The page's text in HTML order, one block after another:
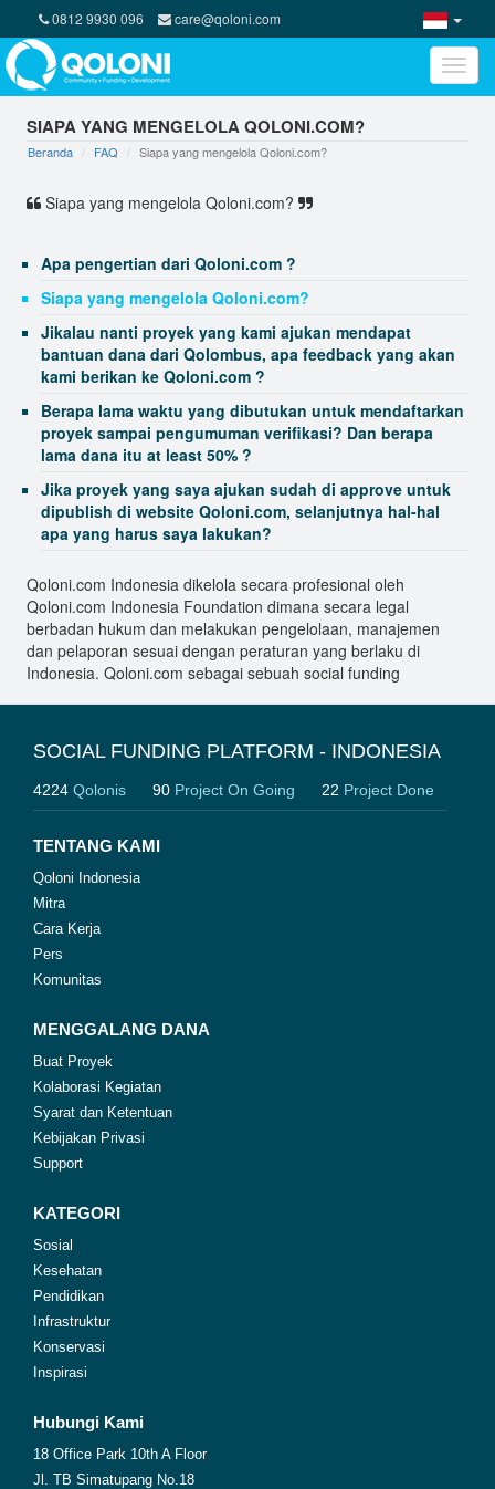
0812 9930 096 care@qoloni.com
Toggle
SIAPA YANG MENGELOLA QOLONI.COM?
Beranda FAQ Siapa yang mengelola Qoloni.com?
Siapa yang mengelola Qoloni.com?
Apa pengertian dari Qoloni.com ?
Siapa yang mengelola Qoloni.com?
Jikalau nanti proyek yang kami ajukan mendapat
bantuan dana dari Qolombus, apa feedback yang akan
kami berikan ke Qoloni.com ?
Berapa lama waktu yang dibutukan untuk mendaftarkan
proyek sampai pengumuman verifikasi? Dan berapa
lama dana itu at least 50% ?
Jika proyek yang saya ajukan sudah di approve untuk
dipublish di website Qoloni.com, selanjutnya hal-hal
apa yang harus saya lakukan?
Qoloni.com Indonesia dikelola secara profesional oleh
Qoloni.com Indonesia Foundation dimana secara legal
berbadan hukum dan melakukan pengelolaan, manajemen
dan pelaporan sesuai dengan peraturan yang berlaku di
Indonesia. Qoloni.com sebagai sebuah social funding
SOCIAL FUNDING PLATFORM - INDONESIA
4224 Qolonis 90 Project On Going 22 Project Done
TENTANG KAMI
Qoloni Indonesia
Mitra
Cara Kerja
Pers
Komunitas
MENGGALANG DANA
Buat Proyek
Kolaborasi Kegiatan
Syarat dan Ketentuan
Kebijakan Privasi
Support
KATEGORI
Sosial
Kesehatan
Pendidikan
Infrastruktur
Konservasi
Inspirasi
Hubungi Kami
18 Office Park 10th A Floor
Jl. TB Simatupang No.18